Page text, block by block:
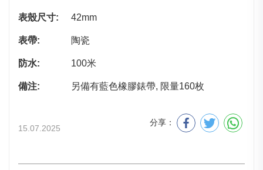
表殼尺寸: 42mm
表帶: 陶瓷
防水: 100米
備注: 另備有藍色橡膠錶帶, 限量160枚
15.07.2025
分享：